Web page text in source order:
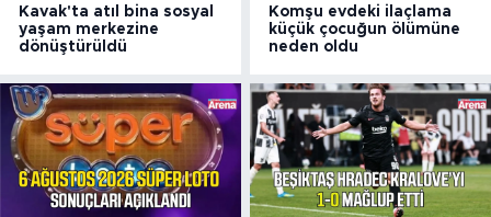
Kavak'ta atıl bina sosyal
yaşam merkezine
dönüştürüldü
Komşu evdeki ilaçlama
küçük çocuğun ölümüne
neden oldu